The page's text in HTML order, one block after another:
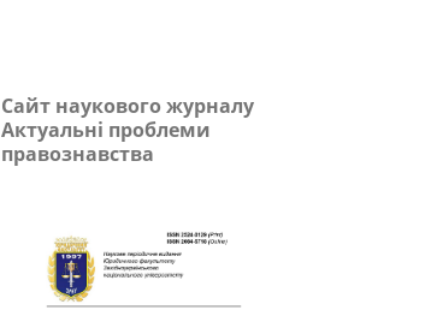
Сайт наукового журналу
Актуальні проблеми
правознавства